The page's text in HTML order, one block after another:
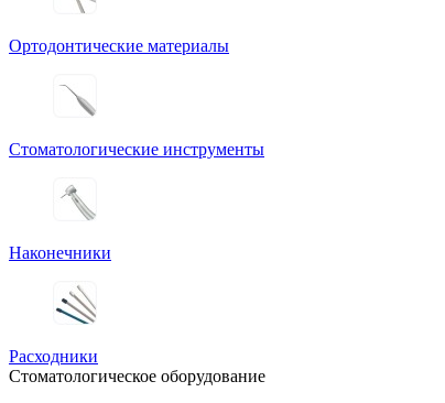
Ортодонтические материалы
Стоматологические инструменты
Наконечники
Расходники
Стоматологическое оборудование